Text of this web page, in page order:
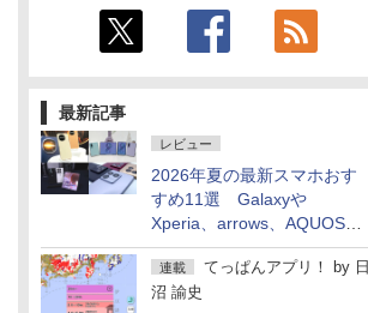
最新記事
レビュー
2026年夏の最新スマホおす
すめ11選 Galaxyや
Xperia、arrows、AQUOSな
ど注目機種の特徴は
連載 てっぱんアプリ！ by 日
沼 諭史